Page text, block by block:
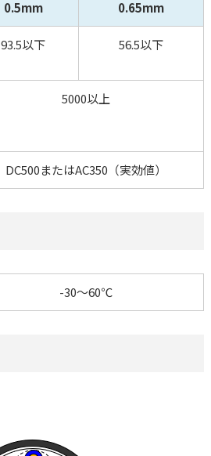
0.5mm 0.65mm
93.5以下 56.5以下
5000以上
DC500またはAC350（実効値）
-30～60℃